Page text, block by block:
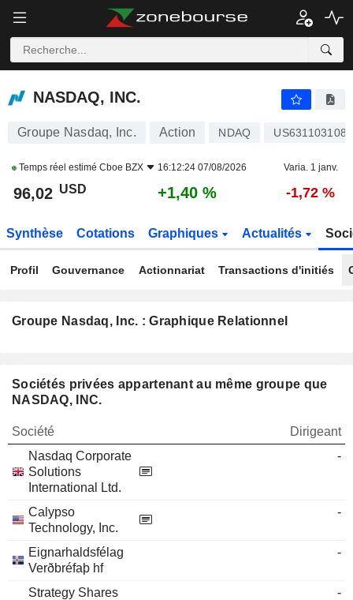
NASDAQ, INC.
NASDAQ, INC.
Groupe Nasdaq, Inc. Action NDAQ US6311031081
Temps réel estimé Cboe BZX 16:12:24 07/08/2026 Varia. 1 janv.
96,02 USD +1,40 % -1,72 %
Synthèse Cotations Graphiques Actualités
Profil Gouvernance Actionnariat Transactions d'initiés
Groupe Nasdaq, Inc. : Graphique Relationnel
Sociétés privées appartenant au même groupe que
NASDAQ, INC.
Société
Dirigeant
Nasdaq Corporate
Solutions
International Ltd.
-
Calypso
Technology, Inc.
-
Eignarhaldsfélag
Verðbréfaþ hf
-
Strategy Shares
-